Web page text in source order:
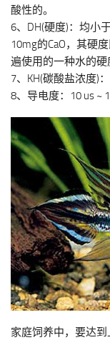
酸性的。
6、DH(硬度)：均小
10mg的CaO，其硬
遍使用的一种水的硬
7、KH(碳酸盐浓度)：
8、导电度：10 us ~
家庭饲养中，要达